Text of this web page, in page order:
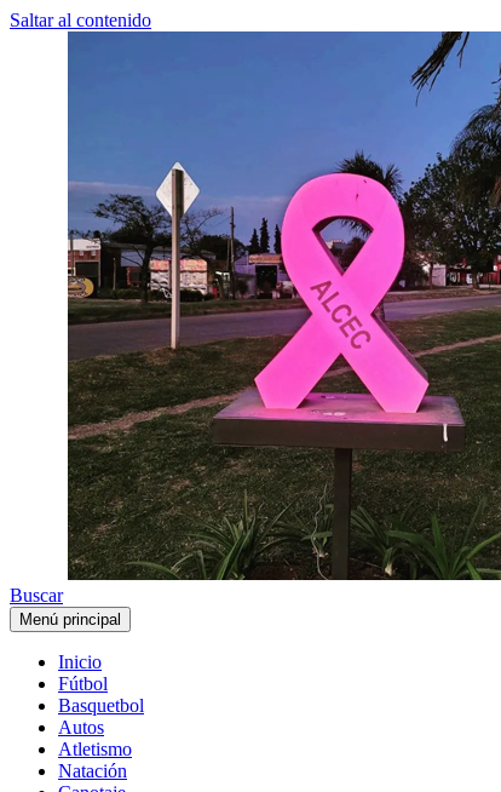
Saltar al contenido
Buscar
Menú principal
Inicio
Fútbol
Basquetbol
Autos
Atletismo
Natación